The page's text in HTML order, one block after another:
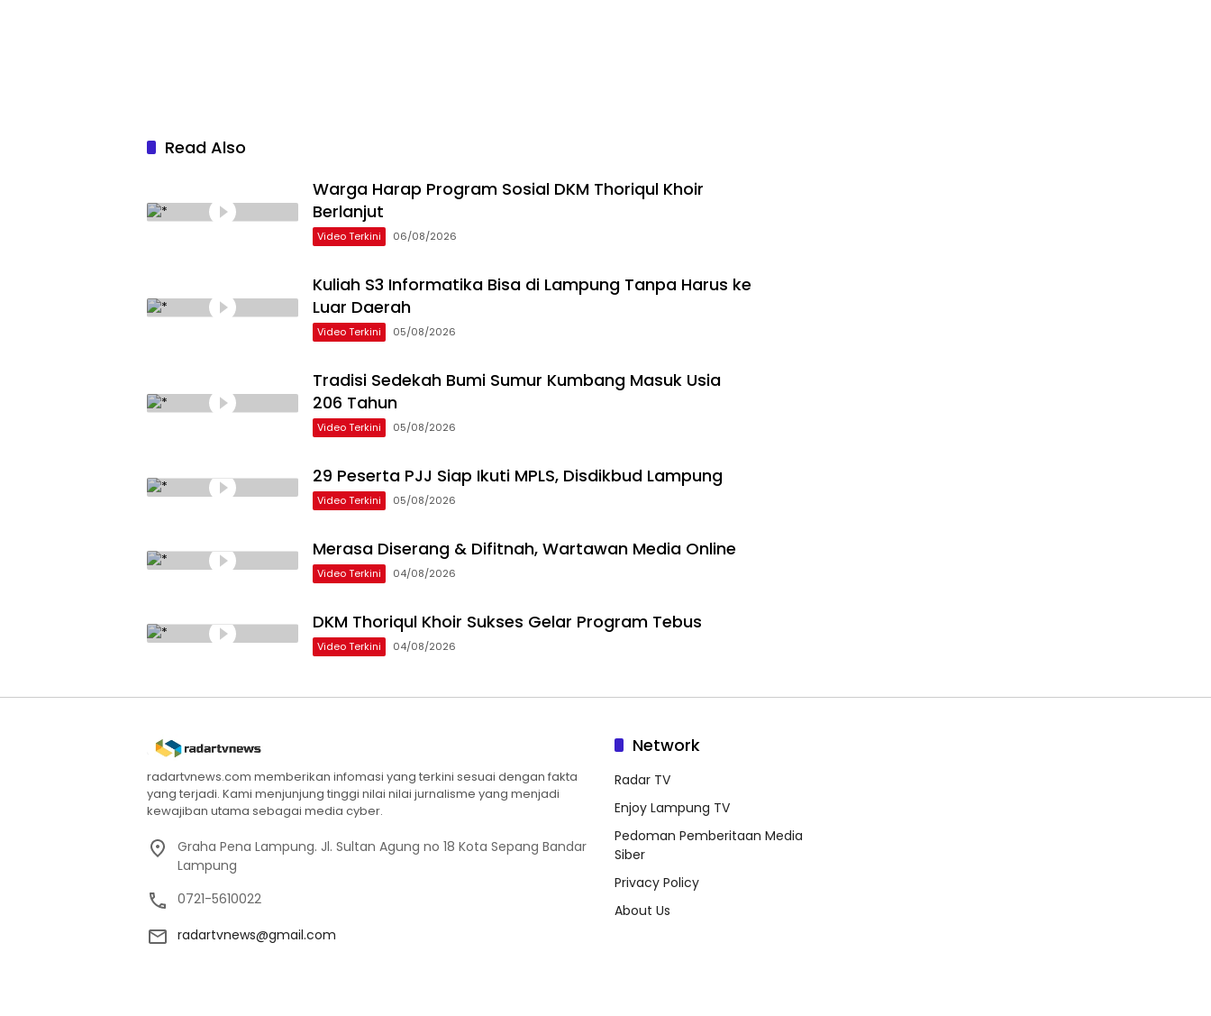
Read Also
Warga Harap Program Sosial DKM Thoriqul Khoir
Berlanjut
Video Terkini 06/08/2026
Kuliah S3 Informatika Bisa di Lampung Tanpa Harus ke
Luar Daerah
Video Terkini 05/08/2026
Tradisi Sedekah Bumi Sumur Kumbang Masuk Usia
206 Tahun
Video Terkini 05/08/2026
29 Peserta PJJ Siap Ikuti MPLS, Disdikbud Lampung
Video Terkini 05/08/2026
Merasa Diserang & Difitnah, Wartawan Media Online
Video Terkini 04/08/2026
DKM Thoriqul Khoir Sukses Gelar Program Tebus
Video Terkini 04/08/2026
radartvnews.com memberikan infomasi yang terkini sesuai dengan fakta
yang terjadi. Kami menjunjung tinggi nilai nilai jurnalisme yang menjadi
kewajiban utama sebagai media cyber.
Graha Pena Lampung. Jl. Sultan Agung no 18 Kota Sepang Bandar
Lampung
0721-5610022
radartvnews@gmail.com
Network
Radar TV
Enjoy Lampung TV
Pedoman Pemberitaan Media
Siber
Privacy Policy
About Us